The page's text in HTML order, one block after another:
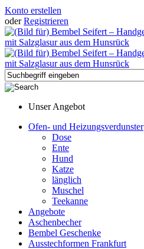
Konto erstellen
oder Registrieren
Unser Angebot
Ofen- und Heizungsverdunster
Dose
Ente
Hund
Katze
länglich
Muschel
Teekanne
Angebote
Aschenbecher
Bembel Geschenke
Ausstechformen Frankfurt